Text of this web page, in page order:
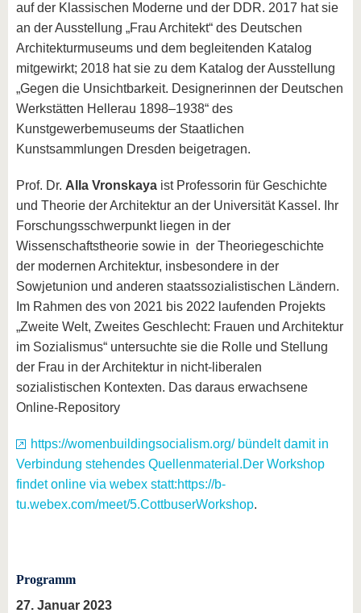
auf der Klassischen Moderne und der DDR. 2017 hat sie
an der Ausstellung „Frau Architekt“ des Deutschen
Architekturmuseums und dem begleitenden Katalog
mitgewirkt; 2018 hat sie zu dem Katalog der Ausstellung
„Gegen die Unsichtbarkeit. Designerinnen der Deutschen
Werkstätten Hellerau 1898–1938“ des
Kunstgewerbemuseums der Staatlichen
Kunstsammlungen Dresden beigetragen.
Prof. Dr. Alla Vronskaya ist Professorin für Geschichte
und Theorie der Architektur an der Universität Kassel. Ihr
Forschungsschwerpunkt liegen in der
Wissenschaftstheorie sowie in der Theoriegeschichte
der modernen Architektur, insbesondere in der
Sowjetunion und anderen staatssozialistischen Ländern.
Im Rahmen des von 2021 bis 2022 laufenden Projekts
„Zwei­­­te Welt, Zwei­­­tes Ge­­­schlecht: Frau­en und Ar­chi­­­te­k­­­tur
im So­zi­a­­­lis­­­mus“ untersuchte sie die Rolle und Stellung
der Frau in der Architektur in nicht-liberalen
sozialistischen Kontexten. Das daraus erwachsene
Online-Repository
https://womenbuildingsocialism.org/ bündelt damit in
Verbindung stehendes Quellenmaterial.Der Workshop
findet online via webex statt:https://b-
tu.webex.com/meet/5.CottbuserWorkshop.
Programm
27. Januar 2023